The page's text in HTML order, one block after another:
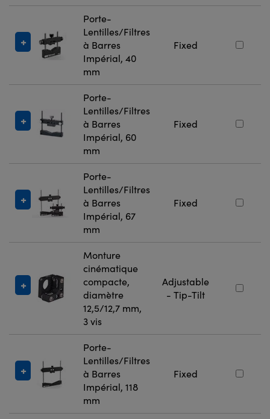
Porte-
Lentilles/Filtres
à Barres
Impérial, 40
mm
Fixed
Porte-
Lentilles/Filtres
à Barres
Impérial, 60
mm
Fixed
Porte-
Lentilles/Filtres
à Barres
Impérial, 67
mm
Fixed
Monture
cinématique
compacte,
diamètre
12,5/12,7 mm,
3 vis
Adjustable
- Tip-Tilt
Porte-
Lentilles/Filtres
à Barres
Impérial, 118
mm
Fixed